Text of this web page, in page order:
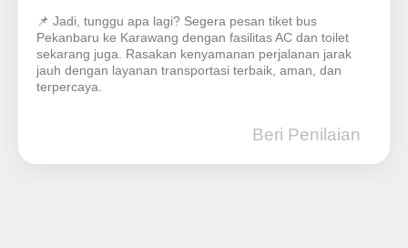
📌 Jadi, tunggu apa lagi? Segera pesan tiket bus
Pekanbaru ke Karawang dengan fasilitas AC dan toilet
sekarang juga. Rasakan kenyamanan perjalanan jarak
jauh dengan layanan transportasi terbaik, aman, dan
terpercaya.
Beri Penilaian